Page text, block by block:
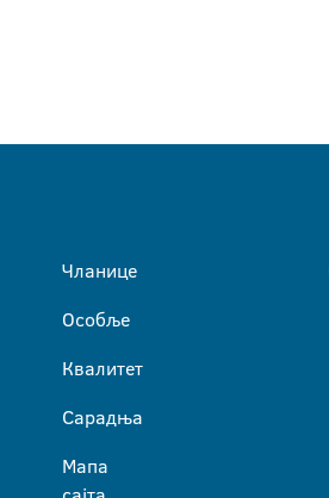
Чланице
Особље
Квалитет
Сарадња
Мапа